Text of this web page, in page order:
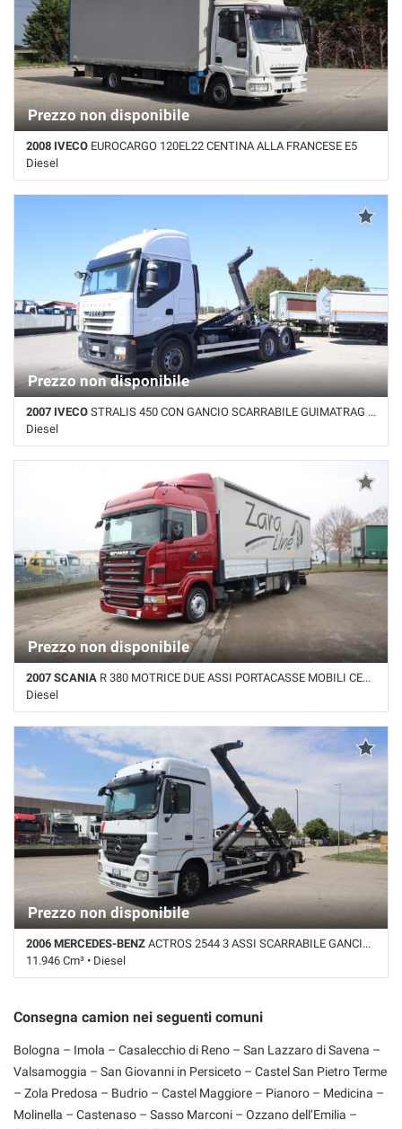
Prezzo non disponibile
2008 IVECO EUROCARGO 120EL22 CENTINA ALLA FRANCESE E5
Diesel
Km non disponibile • Cambio Manuale • Bianco pastello
Prezzo non disponibile
2007 IVECO STRALIS 450 CON GANCIO SCARRABILE GUIMATRAG 26T
Diesel
Km non disponibile • Cambio Automatico • Bianco pastello
Prezzo non disponibile
2007 SCANIA R 380 MOTRICE DUE ASSI PORTACASSE MOBILI CENTINATA
Diesel
Km non disponibile • Cambio Manuale • Bordeaux pastello
Prezzo non disponibile
2006 MERCEDES-BENZ ACTROS 2544 3 ASSI SCARRABILE GANCIO GUIMATRAG 26T
11.946 Cm³ • Diesel
Consegna camion nei seguenti comuni
Bologna – Imola – Casalecchio di Reno – San Lazzaro di Savena –
Valsamoggia – San Giovanni in Persiceto – Castel San Pietro Terme
– Zola Predosa – Budrio – Castel Maggiore – Pianoro – Medicina –
Molinella – Castenaso – Sasso Marconi – Ozzano dell’Emilia –